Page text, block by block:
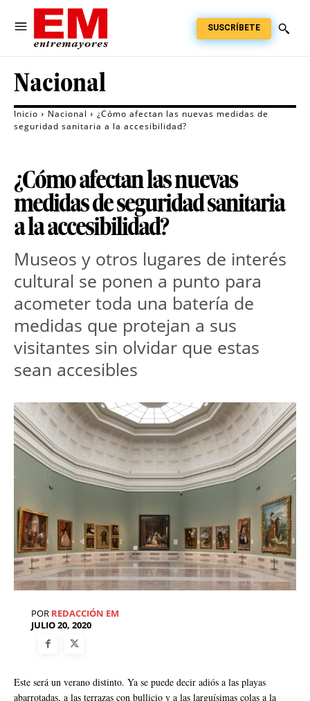
SUSCRÍBETE
Nacional
Inicio Nacional
¿Cómo afectan las nuevas medidas de
seguridad sanitaria a la accesibilidad?
¿Cómo afectan las nuevas
medidas de seguridad sanitaria
a la accesibilidad?
Museos y otros lugares de interés
cultural se ponen a punto para
acometer toda una batería de
medidas que protejan a sus
visitantes sin olvidar que estas
sean accesibles
POR REDACCIÓN EM
JULIO 20, 2020
Este será un verano distinto. Ya se puede decir adiós a las playas
abarrotadas, a las terrazas con bullicio y a las larguísimas colas a la